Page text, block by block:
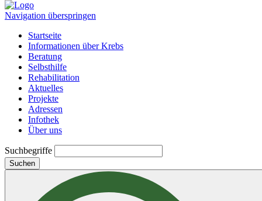
Navigation überspringen
Startseite
Informationen über Krebs
Beratung
Selbsthilfe
Rehabilitation
Aktuelles
Projekte
Adressen
Infothek
Über uns
Suchbegriffe
Suchen